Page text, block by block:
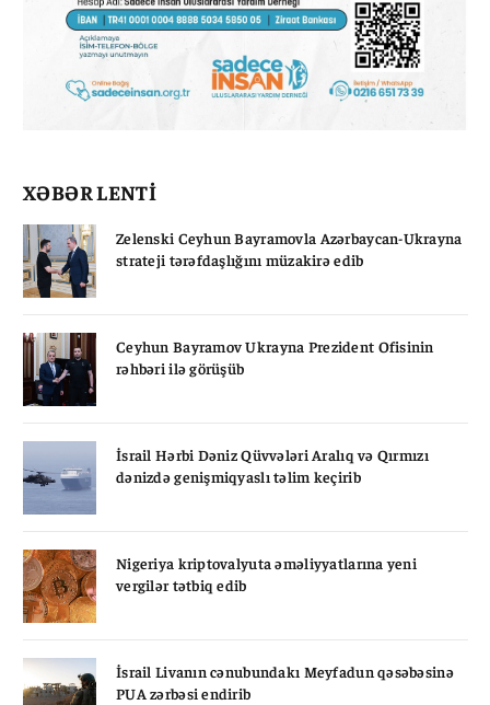
XƏBƏR LENTİ
Zelenski Ceyhun Bayramovla Azərbaycan-Ukrayna
strateji tərəfdaşlığını müzakirə edib
Ceyhun Bayramov Ukrayna Prezident Ofisinin
rəhbəri ilə görüşüb
İsrail Hərbi Dəniz Qüvvələri Aralıq və Qırmızı
dənizdə genişmiqyaslı təlim keçirib
Nigeriya kriptovalyuta əməliyyatlarına yeni
vergilər tətbiq edib
İsrail Livanın cənubundakı Meyfadun qəsəbəsinə
PUA zərbəsi endirib